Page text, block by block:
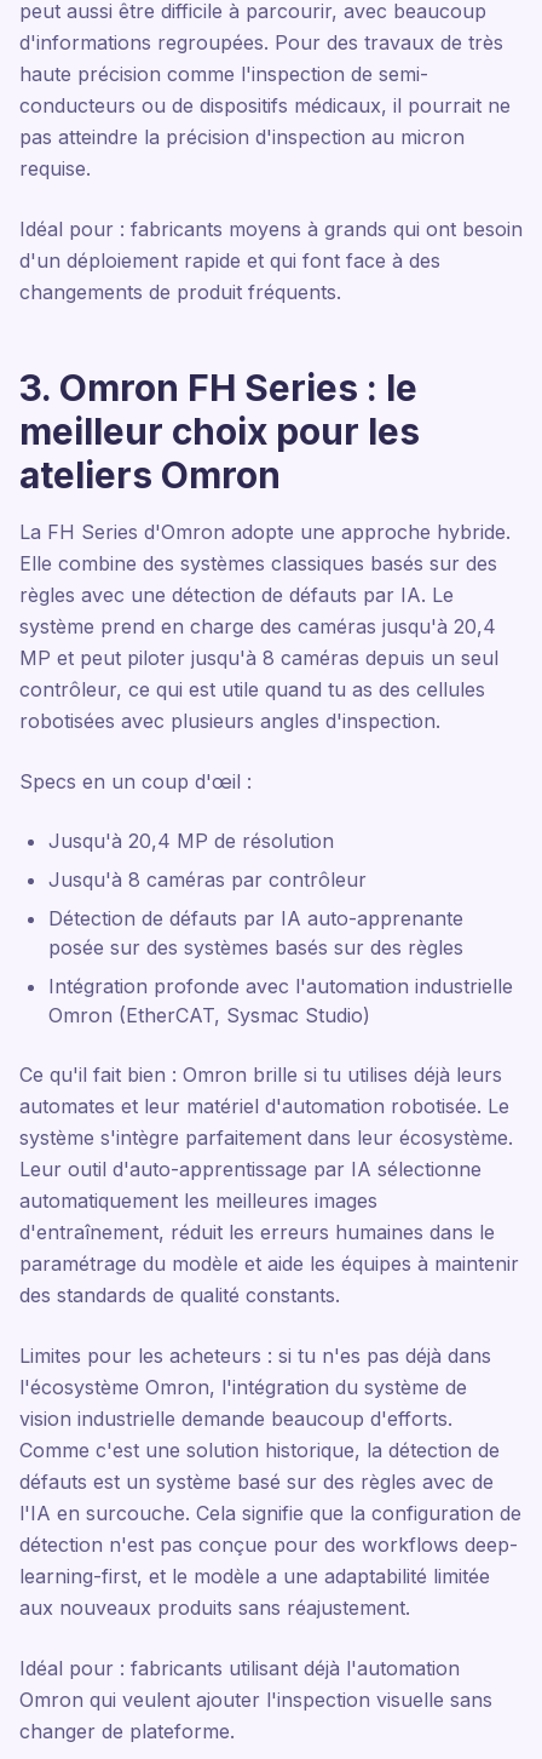
peut aussi être difficile à parcourir, avec beaucoup
d'informations regroupées. Pour des travaux de très
haute précision comme l'inspection de semi-
conducteurs ou de dispositifs médicaux, il pourrait ne
pas atteindre la précision d'inspection au micron
requise.
Idéal pour : fabricants moyens à grands qui ont besoin
d'un déploiement rapide et qui font face à des
changements de produit fréquents.
3. Omron FH Series : le
meilleur choix pour les
ateliers Omron
La FH Series d'Omron adopte une approche hybride.
Elle combine des systèmes classiques basés sur des
règles avec une détection de défauts par IA. Le
système prend en charge des caméras jusqu'à 20,4
MP et peut piloter jusqu'à 8 caméras depuis un seul
contrôleur, ce qui est utile quand tu as des cellules
robotisées avec plusieurs angles d'inspection.
Specs en un coup d'œil :
Jusqu'à 20,4 MP de résolution
Jusqu'à 8 caméras par contrôleur
Détection de défauts par IA auto-apprenante
posée sur des systèmes basés sur des règles
Intégration profonde avec l'automation industrielle
Omron (EtherCAT, Sysmac Studio)
Ce qu'il fait bien : Omron brille si tu utilises déjà leurs
automates et leur matériel d'automation robotisée. Le
système s'intègre parfaitement dans leur écosystème.
Leur outil d'auto-apprentissage par IA sélectionne
automatiquement les meilleures images
d'entraînement, réduit les erreurs humaines dans le
paramétrage du modèle et aide les équipes à maintenir
des standards de qualité constants.
Limites pour les acheteurs : si tu n'es pas déjà dans
l'écosystème Omron, l'intégration du système de
vision industrielle demande beaucoup d'efforts.
Comme c'est une solution historique, la détection de
défauts est un système basé sur des règles avec de
l'IA en surcouche. Cela signifie que la configuration de
détection n'est pas conçue pour des workflows deep-
learning-first, et le modèle a une adaptabilité limitée
aux nouveaux produits sans réajustement.
Idéal pour : fabricants utilisant déjà l'automation
Omron qui veulent ajouter l'inspection visuelle sans
changer de plateforme.